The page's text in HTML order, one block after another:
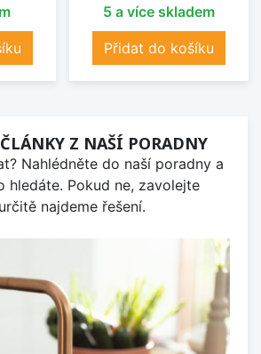
5 a více skladem
Přidat do košíku
Z NAŠÍ PORADNY
Nahlédněte do naší poradny a
hledáte. Pokud ne, zavolejte
najdeme řešení.